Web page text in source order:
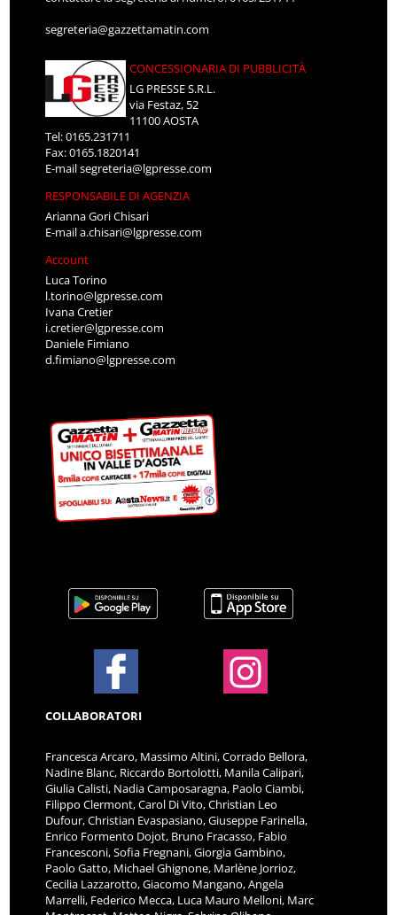
segreteria@gazzettamatin.com
LG PRESSE S.R.L.
via Festaz, 52
11100 AOSTA
Tel: 0165.231711
Fax: 0165.1820141
E-mailsegreteria@lgpresse.com
RESPONSABILE DI AGENZIA
Arianna Gori Chisari
E-maila.chisari@lgpresse.com
Account
Luca Torino
l.torino@lgpresse.com
Ivana Cretier
i.cretier@lgpresse.com
Daniele Fimiano
d.fimiano@lgpresse.com
COLLABORATORI
Nadine Blanc, Riccardo Bortolotti, Manila Calipari,
Giulia Calisti, Nadia Camposaragna, Paolo Ciambi,
Filippo Clermont, Carol Di Vito, Christian Leo
Dufour, Christian Evaspasiano, Giuseppe Farinella,
Enrico Formento Dojot, Bruno Fracasso, Fabio
Francesconi, Sofia Fregnani, Giorgia Gambino,
Paolo Gatto, Michael Ghignone, Marlène Jorrioz,
Cecilia Lazzarotto, Giacomo Mangano, Angela
Marrelli, Federico Mecca, Luca Mauro Melloni, Marc
Montrosset, Matteo Nigra, Sabrina Olibano,